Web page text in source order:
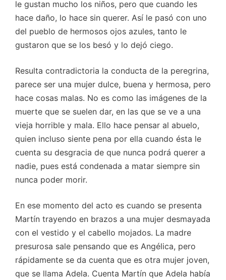
le gustan mucho los niños, pero que cuando les
hace daño, lo hace sin querer. Así le pasó con uno
del pueblo de hermosos ojos azules, tanto le
gustaron que se los besó y lo dejó ciego.
Resulta contradictoria la conducta de la peregrina,
parece ser una mujer dulce, buena y hermosa, pero
hace cosas malas. No es como las imágenes de la
muerte que se suelen dar, en las que se ve a una
vieja horrible y mala. Ello hace pensar al abuelo,
quien incluso siente pena por ella cuando ésta le
cuenta su desgracia de que nunca podrá querer a
nadie, pues está condenada a matar siempre sin
nunca poder morir.
En ese momento del acto es cuando se presenta
Martín trayendo en brazos a una mujer desmayada
con el vestido y el cabello mojados. La madre
presurosa sale pensando que es Angélica, pero
rápidamente se da cuenta que es otra mujer joven,
que se llama Adela. Cuenta Martín que Adela había